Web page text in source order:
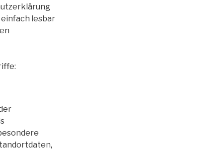
lesbar